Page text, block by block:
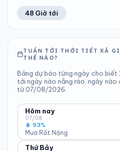
48 Giờ tới
TUẦN TỚI THỜI TIẾT XÃ
THẾ NÀO?
Bảng dự báo từng ngày cho biết
tới ngày nào nắng ráo, ngày nào
từ 07/08/2026.
Hôm nay
07/08
Mưa Rất Nặng
93%
ĐỘ ẨM
Thứ Bảy